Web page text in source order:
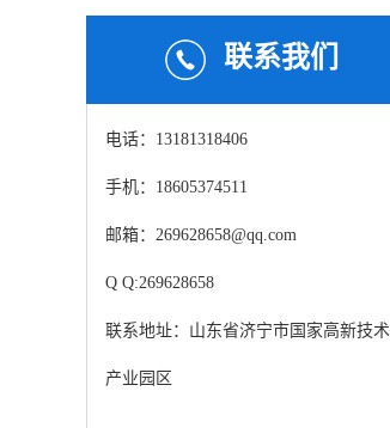
联系我们
电话：13181318406
手机：18605374511
邮箱：269628658@qq.com
Q Q:269628658
联系地址：山东省济宁市国家高新技术
产业园区